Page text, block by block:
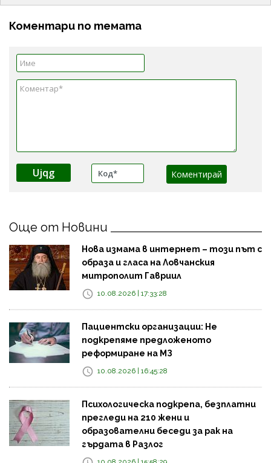
Коментари по темата
Ujqg
Още от Новини
Нова измама в интернет – този път с
образа и гласа на Ловчанския
митрополит Гавриил
10.08.2026 | 17:33:28
Пациентски организации: Не
подкрепяме предложеното
реформиране на МЗ
10.08.2026 | 16:45:28
Психологическа подкрепа, безплатни
прегледи на 210 жени и
образователни беседи за рак на
гърдата в Разлог